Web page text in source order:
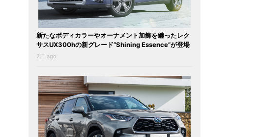
新たなボディカラーやオーナメント加飾を纏ったレク
サスUX300hの新グレード“Shining Essence”が登場
2日 ago